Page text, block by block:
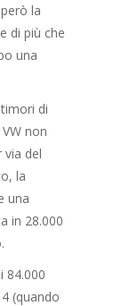
la
di più che
una
di
non
via del
la
una
in 28.000
84.000
(quando